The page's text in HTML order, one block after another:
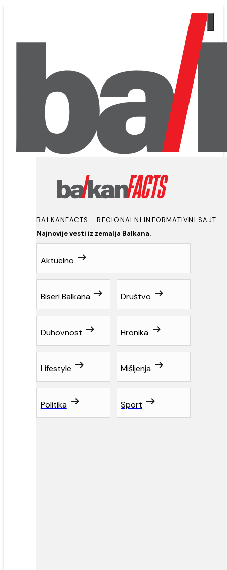
Najnovije vesti iz zemalja Balkana.
BALKANFACTS - REGIONALNI INFORMATIVNI SAJT
Aktuelno
Biseri Balkana Društvo
Duhovnost Hronika
Lifestyle Mišljenja
Politika Sport